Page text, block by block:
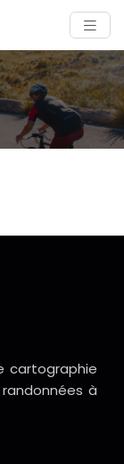
cartographie
à